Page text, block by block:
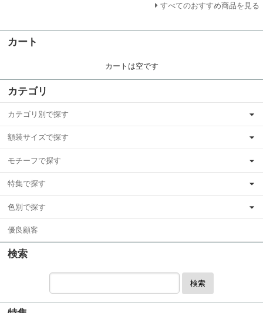
すべてのおすすめ商品を見る
カート
カートは空です
カテゴリ
カテゴリ別で探す
額装サイズで探す
モチーフで探す
特集で探す
色別で探す
優良顧客
検索
検索